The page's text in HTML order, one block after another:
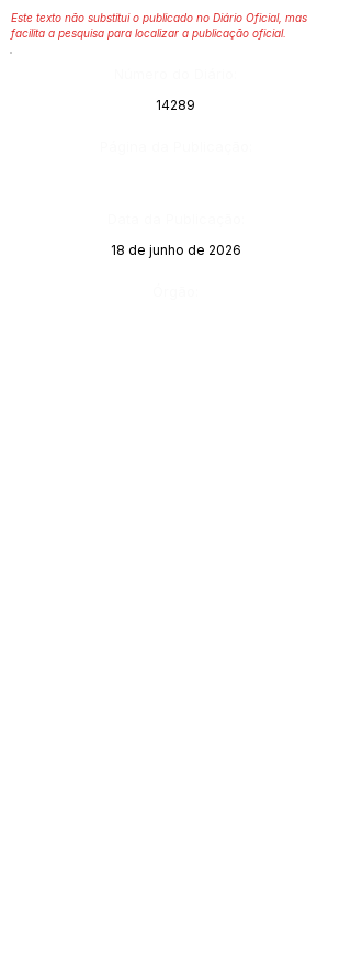
Este texto não substitui o publicado no Diário Oficial, mas
facilita a pesquisa para localizar a publicação oficial.
14289
18 de junho de 2026